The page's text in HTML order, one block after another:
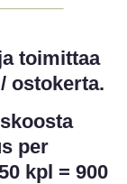
toimittaa
ostokerta.
per
kpl = 900